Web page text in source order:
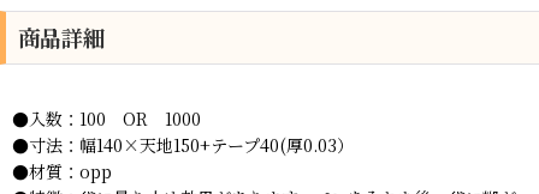
商品詳細
●入数：100 OR 1000
●寸法：幅140×天地150+テープ40(厚0.03）
●材質：opp